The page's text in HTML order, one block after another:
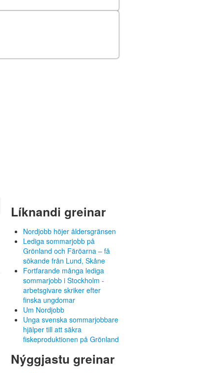
Líknandi greinar
Nordjobb höjer åldersgränsen
Lediga sommarjobb på
Grönland och Färöarna – få
sökande från Lund, Skåne
Fortfarande många lediga
sommarjobb i Stockholm -
arbetsgivare skriker efter
finska ungdomar
Um Nordjobb
Unga svenska sommarjobbare
hjälper till att säkra
fiskeproduktionen på Grönland
Nýggjastu greinar